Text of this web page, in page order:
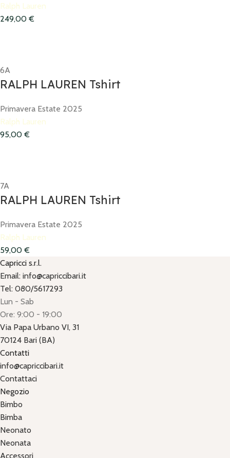
Ralph Lauren
249,00 €
6A
RALPH LAUREN Tshirt
Primavera Estate 2025
Ralph Lauren
95,00 €
7A
RALPH LAUREN Tshirt
Primavera Estate 2025
Ralph Lauren
59,00 €
Capricci s.r.l.
Email: info@capriccibari.it
Tel: 080/5617293
Lun - Sab
Ore: 9:00 - 19:00
Via Papa Urbano VI, 31
70124 Bari (BA)
Contatti
info@capriccibari.it
Contattaci
Negozio
Bimbo
Bimba
Neonato
Neonata
Accessori